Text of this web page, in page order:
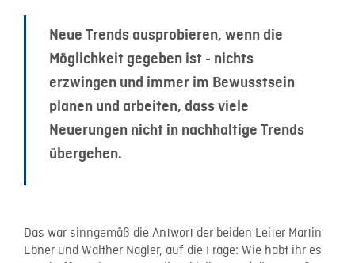
Neue Trends ausprobieren, wenn die
Möglichkeit gegeben ist - nichts
erzwingen und immer im Bewusstsein
planen und arbeiten, dass viele
Neuerungen nicht in nachhaltige Trends
übergehen.
Das war sinngemäß die Antwort der beiden Leiter Martin
Ebner und Walther Nagler, auf die Frage: Wie habt ihr es